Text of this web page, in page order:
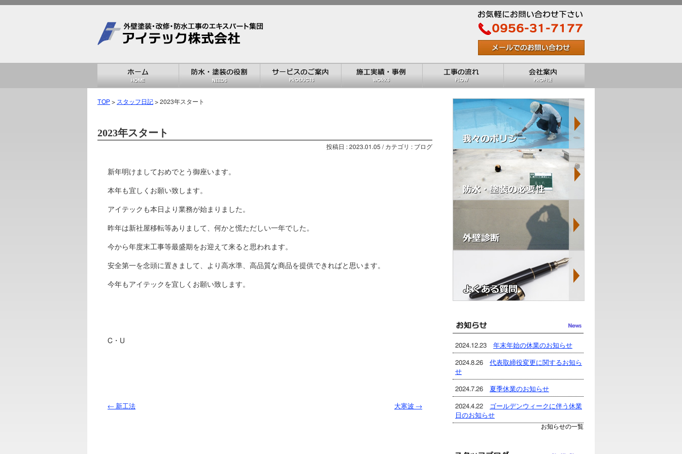
TOP > スタッフ日記 > 2023年スタート
2023年スタート
投稿日 : 2023.01.05 / カテゴリ : ブログ
新年明けましておめでとう御座います。
本年も宜しくお願い致します。
アイテックも本日より業務が始まりました。
昨年は新社屋移転等ありまして、何かと慌ただしい一年でした。
今から年度末工事等最盛期をお迎えて来ると思われます。
安全第一を念頭に置きまして、より高水準、高品質な商品を提供できればと思います。
今年もアイテックを宜しくお願い致します。
C・U
← 新工法 大寒波 →
2024.12.23 年末年始の休業のお知らせ
2024.8.26 代表取締役変更に関するお知ら
せ
2024.7.26 夏季休業のお知らせ
2024.4.22 ゴールデンウィークに伴う休業
日のお知らせ
お知らせの一覧